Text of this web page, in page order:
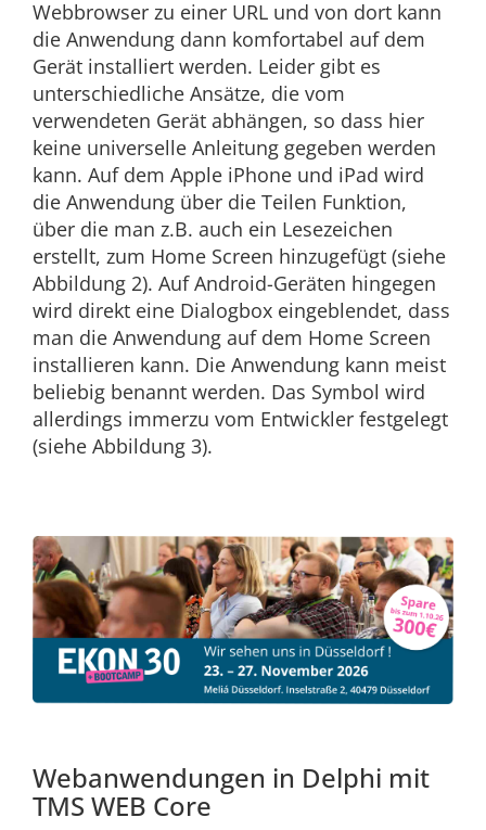
Webbrowser zu einer URL und von dort kann
die Anwendung dann komfortabel auf dem
Gerät installiert werden. Leider gibt es
unterschiedliche Ansätze, die vom
verwendeten Gerät abhängen, so dass hier
keine universelle Anleitung gegeben werden
kann. Auf dem Apple iPhone und iPad wird
die Anwendung über die Teilen Funktion,
über die man z.B. auch ein Lesezeichen
erstellt, zum Home Screen hinzugefügt (siehe
Abbildung 2). Auf Android-Geräten hingegen
wird direkt eine Dialogbox eingeblendet, dass
man die Anwendung auf dem Home Screen
installieren kann. Die Anwendung kann meist
beliebig benannt werden. Das Symbol wird
allerdings immerzu vom Entwickler festgelegt
(siehe Abbildung 3).
Webanwendungen in Delphi mit
TMS WEB Core